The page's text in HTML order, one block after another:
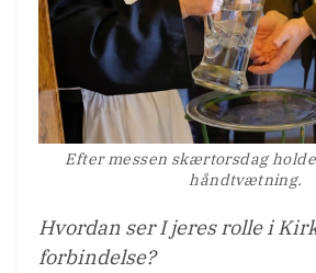
Efter messen skærtorsdag
håndtvætning.
Hvordan ser I jeres rolle i
forbindelse?